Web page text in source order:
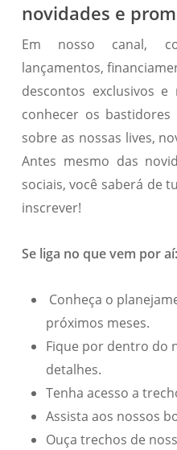
novidades e
Em nosso canal,
lançamentos,
descontos exclusivos
conhecer os
sobre as nossas lives,
Antes mesmo das
sociais, você saberá de
inscrever!
Se liga no que vem por aí:
Conheça o
próximos meses.
Fique por dentro do
detalhes.
Tenha acesso a
Assista aos nossos
Ouça trechos de